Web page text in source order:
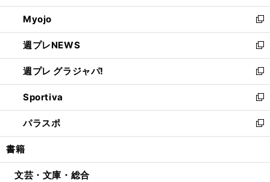
開
く
ウ
で
開
く
ン
ド
ウ
で
開
く
ウ
ィ
ン
ド
ウ
で
開
く
Myojo
新
し
い
ウ
ィ
ン
ド
ウ
で
開
週プレNEWS
新
し
い
ウ
ィ
ン
ド
ウ
開
週プレ グラジャパ!
新
し
い
ウ
ィ
ン
ウ
Sportiva
新
し
い
ウ
ン
パラスポ
新
し
ウ
書籍
文芸・文庫・総合